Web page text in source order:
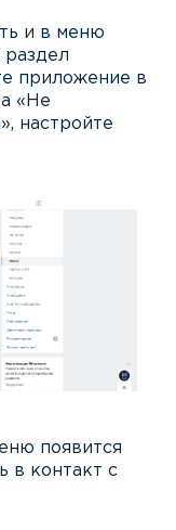
и в меню
раздел
приложение в
«Не
настройте
появится
в контакт с